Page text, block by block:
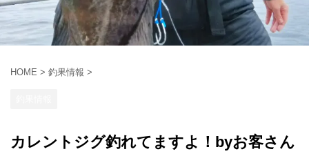
HOME > 釣果情報 >
カレントジグ釣れてますよ！byお客さん